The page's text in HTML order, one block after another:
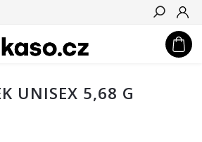
Hledat
UNISEX 5,68 G